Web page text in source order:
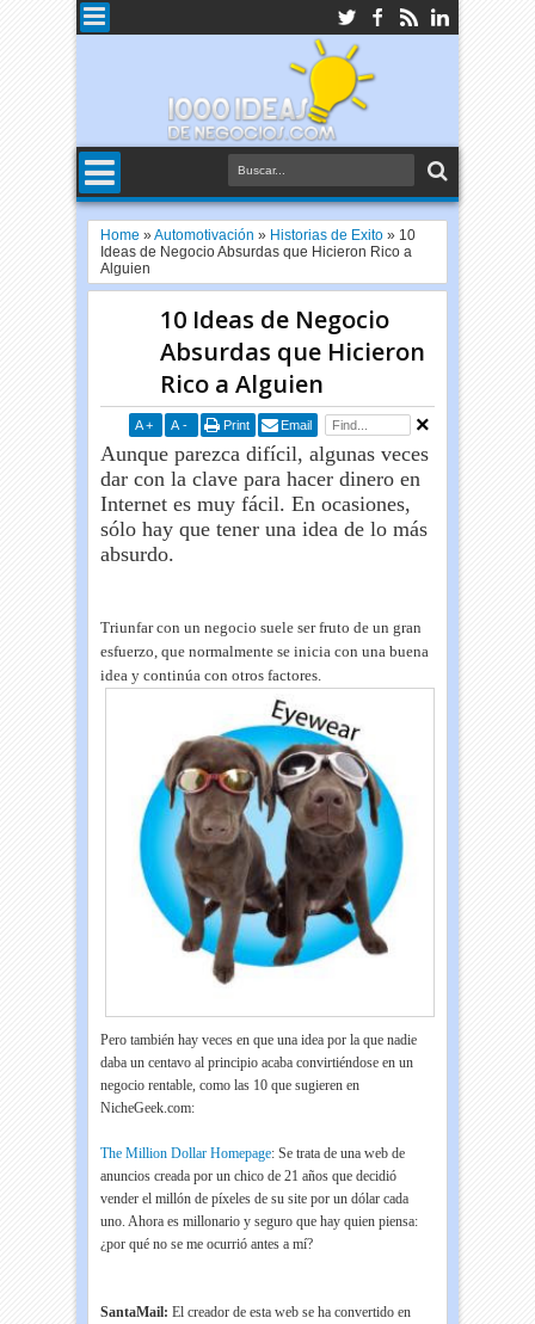
Home »Automotivación » Historias de Exito » 10
Ideas de Negocio Absurdas que Hicieron Rico a
Alguien
10 Ideas de Negocio
Absurdas que Hicieron
Rico a Alguien
A + A - Print Email
Aunque parezca difícil, algunas veces
dar con la clave para hacer dinero en
Internet es muy fácil. En ocasiones,
sólo hay que tener una idea de lo más
absurdo.
Triunfar con un negocio suele ser fruto de un gran
esfuerzo, que normalmente se inicia con una buena
idea y continúa con otros factores.
Pero también hay veces en que una idea por la que nadie
daba un centavo al principio acaba convirtiéndose en un
negocio rentable, como las 10 que sugieren en
NicheGeek.com:
The Million Dollar Homepage: Se trata de una web de
anuncios creada por un chico de 21 años que decidió
vender el millón de píxeles de su site por un dólar cada
uno. Ahora es millonario y seguro que hay quien piensa:
¿por qué no se me ocurrió antes a mí?
SantaMail: El creador de esta web se ha convertido en